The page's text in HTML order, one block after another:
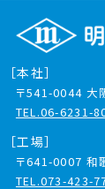
［本社］
〒541-0044 大
TEL.06-6231-
［工場］
〒641-0007 和
TEL.073-423-